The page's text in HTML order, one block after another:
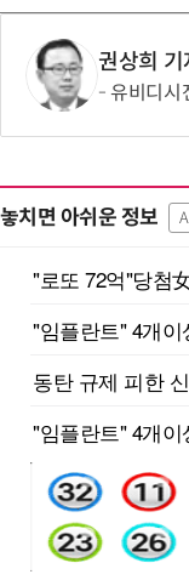
권상희 기
유비디시전, 유니
놓치면 아쉬운 정보